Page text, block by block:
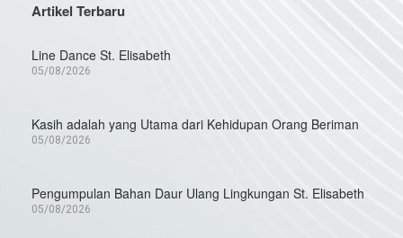
Artikel Terbaru
Line Dance St. Elisabeth
05/08/2026
Kasih adalah yang Utama dari Kehidupan Orang Beriman
05/08/2026
Pengumpulan Bahan Daur Ulang Lingkungan St. Elisabeth
05/08/2026